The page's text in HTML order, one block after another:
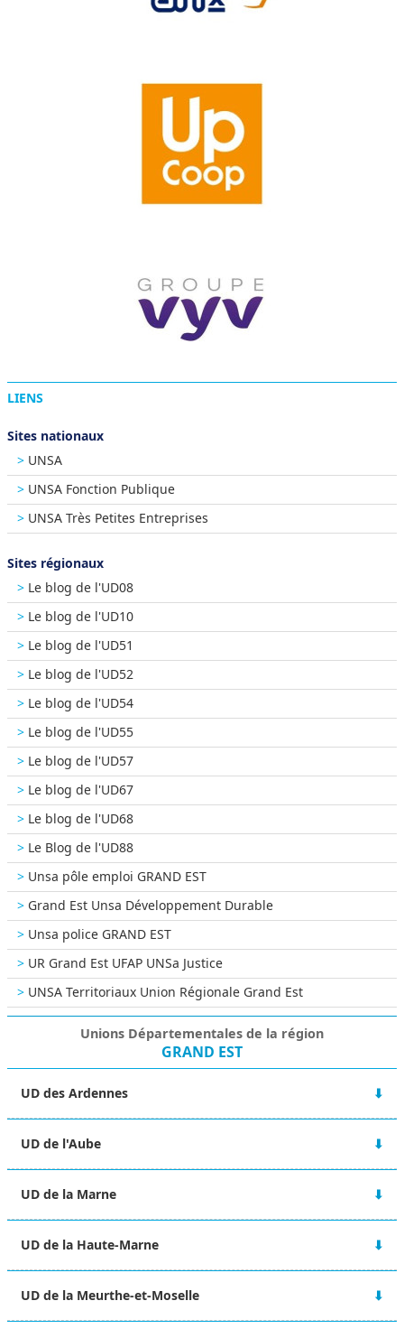
LIENS
Sites nationaux
UNSA
UNSA Fonction Publique
UNSA Très Petites Entreprises
Sites régionaux
Le blog de l'UD08
Le blog de l'UD10
Le blog de l'UD51
Le blog de l'UD52
Le blog de l'UD54
Le blog de l'UD55
Le blog de l'UD57
Le blog de l'UD67
Le blog de l'UD68
Le Blog de l'UD88
Unsa pôle emploi GRAND EST
Grand Est Unsa Développement Durable
Unsa police GRAND EST
UR Grand Est UFAP UNSa Justice
UNSA Territoriaux Union Régionale Grand Est
Unions Départementales de la région
GRAND EST
UD des Ardennes
08000 CHARLEVILLE-MÉZIERES
06 67 10 38 92
ud-08@unsa.org
UD de l'Aube
10000 TROYES
03 25 80 56 77
ud-10@unsa.org
UD de la Marne
15 Boulevard de la Paix
51100 REIMS
06 02 31 22 63
UD de la Haute-Marne
BP 90028
52001 CHAUMONT CEDEX
UD de la Meurthe-et-Moselle